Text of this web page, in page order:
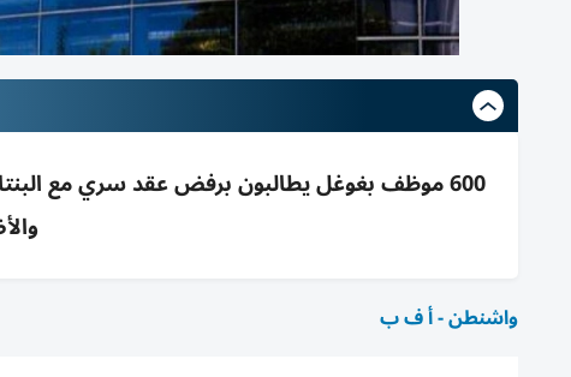
600 موظف بغوغل يطالبون برفض عقد سري مع
واشنطن - أ ف ب